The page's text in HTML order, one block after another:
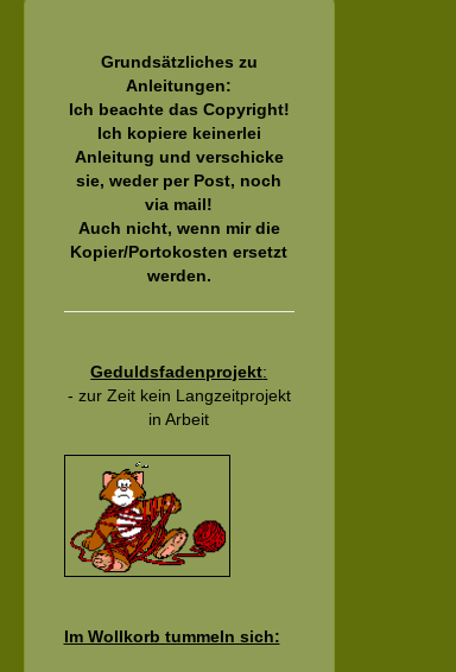
Grundsätzliches zu
Anleitungen:
Ich beachte das Copyright!
Ich kopiere keinerlei
Anleitung und verschicke
sie, weder per Post, noch
via mail!
Auch nicht, wenn mir die
Kopier/Portokosten ersetzt
werden.
Geduldsfadenprojekt:
- zur Zeit kein Langzeitprojekt
in Arbeit
Im Wollkorb tummeln sich: